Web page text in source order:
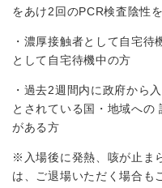
をあけ2回のPCR検査陰性
・濃厚接触者として⾃宅
として⾃宅待機中の⽅
・過去2週間内に政府から
とされている国・地域への
がある⽅
※⼊場後に発熱、咳が⽌ま
は、ご退場いただく場合も